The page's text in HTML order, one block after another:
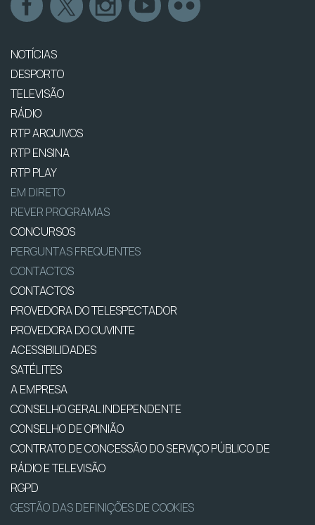
NOTÍCIAS
DESPORTO
TELEVISÃO
RÁDIO
RTP ARQUIVOS
RTP ENSINA
RTP PLAY
EM DIRETO
REVER PROGRAMAS
CONCURSOS
PERGUNTAS FREQUENTES
CONTACTOS
CONTACTOS
PROVEDORA DO TELESPECTADOR
PROVEDORA DO OUVINTE
ACESSIBILIDADES
SATÉLITES
A EMPRESA
CONSELHO GERAL INDEPENDENTE
CONSELHO DE OPINIÃO
CONTRATO DE CONCESSÃO DO SERVIÇO PÚBLICO DE
RÁDIO E TELEVISÃO
RGPD
GESTÃO DAS DEFINIÇÕES DE COOKIES